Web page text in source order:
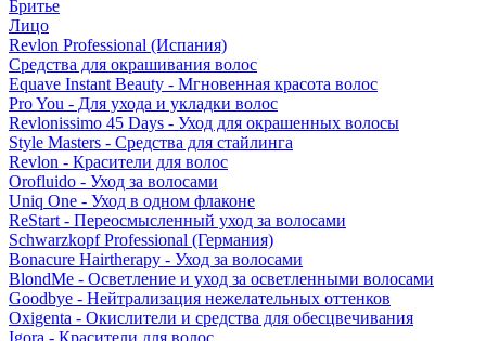
Бритье
Лицо
Revlon Professional (Испания)
Средства для окрашивания волос
Equave Instant Beauty - Мгновенная красота волос
Pro You - Для ухода и укладки волос
Revlonissimo 45 Days - Уход для окрашенных волосы
Style Masters - Средства для стайлинга
Revlon - Красители для волос
Orofluido - Уход за волосами
Uniq One - Уход в одном флаконе
ReStart - Переосмысленный уход за волосами
Schwarzkopf Professional (Германия)
Bonacure Hairtherapy - Уход за волосами
BlondMe - Осветление и уход за осветленными волосами
Goodbye - Нейтрализация нежелательных оттенков
Oxigenta - Окислители и средства для обесцвечивания
Igora - Красители для волос